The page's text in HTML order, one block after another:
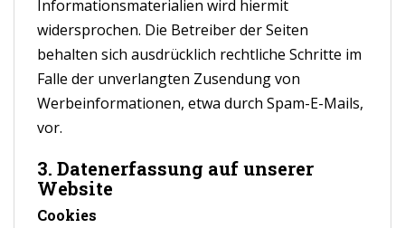
Informationsmaterialien wird hiermit
widersprochen. Die Betreiber der Seiten
behalten sich ausdrücklich rechtliche Schritte im
Falle der unverlangten Zusendung von
Werbeinformationen, etwa durch Spam-E-Mails,
vor.
3. Datenerfassung auf unserer
Website
Cookies